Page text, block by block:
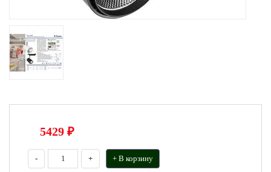
5429 ₽
- + + В корзину